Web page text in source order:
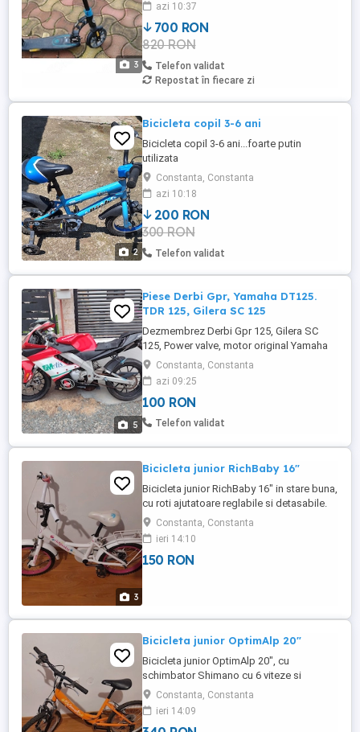
3
azi 10:37
700 RON
820 RON
Telefon validat
Repostat în fiecare zi
2
Bicicleta copil 3-6 ani
Bicicleta copil 3-6 ani...foarte putin
utilizata
Constanta, Constanta
azi 10:18
200 RON
300 RON
Telefon validat
5
Piese Derbi Gpr, Yamaha DT125.
TDR 125, Gilera SC 125
Dezmembrez Derbi Gpr 125, Gilera SC
125, Power valve, motor original Yamaha
2t 125 cmc funcțional, compatibil Yamaha
Tzr 125, DT 125, înmatriculat, ofer fiscal.
Carenaj complet original, contact bușon
șea original, furca Marzocchi, instalație
electrică, rezervor, scărițe, evacuare,
Constanta, Constanta
azi 09:25
100 RON
Telefon validat
3
Bicicleta junior RichBaby 16"
Bicicleta junior RichBaby 16" in stare buna,
cu roti ajutatoare reglabile si detasabile.
Necesita manșoane ghidon si anvelope
noi. Doar predare personala in Constanta.
Constanta, Constanta
ieri 14:10
150 RON
Bicicleta junior OptimAlp 20"
Bicicleta junior OptimAlp 20", cu
schimbator Shimano cu 6 viteze si
amortizor pe fata. Doar predare personala
in Constanta.
Constanta, Constanta
ieri 14:09